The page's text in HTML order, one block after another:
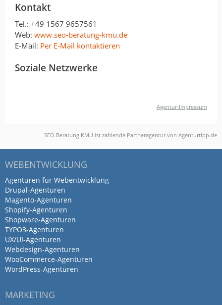
Kontakt
Tel.: +49 1567 9657561
Web: www.seo-beratung-kmu.de
E-Mail: Per E-Mail kontaktieren
Soziale Netzwerke
Agentur-Impressum
SEO Beratung KMU ist zahlende Partneragentur von Agenturtipp.de
WEBENTWICKLUNG
Agenturen für Webentwicklung
Drupal-Agenturen
Magento-Agenturen
Shopify-Agenturen
Shopware-Agenturen
TYPO3-Agenturen
UX/UI-Agenturen
Webdesign-Agenturen
WooCommerce-Agenturen
WordPress-Agenturen
MARKETING